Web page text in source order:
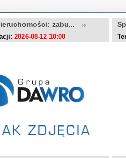
zabu...
2026-08-12 10:00